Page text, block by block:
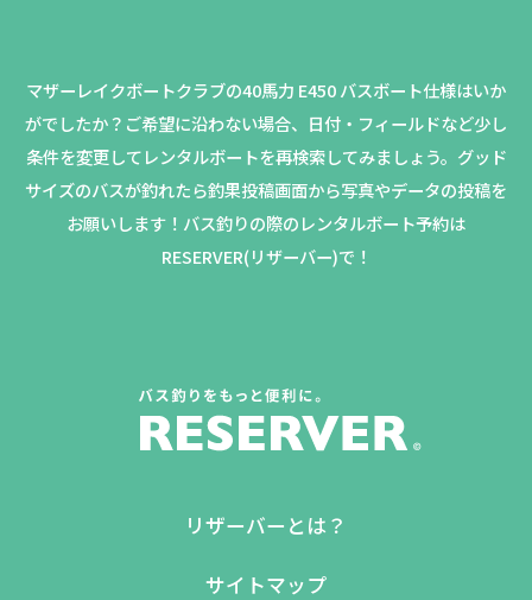
マザーレイクボートクラブの40馬力 E450 バスボート仕様はいか
がでしたか？ ご希望に沿わない場合、日付・フィールドなど少し
条件を変更してレンタルボートを再検索してみましょう。 グッド
サイズのバスが釣れたら釣果投稿画面から写真やデータの投稿を
お願いします！バス釣りの際のレンタルボート予約は
RESERVER(リザーバー)で！
リザーバーとは？
サイトマップ